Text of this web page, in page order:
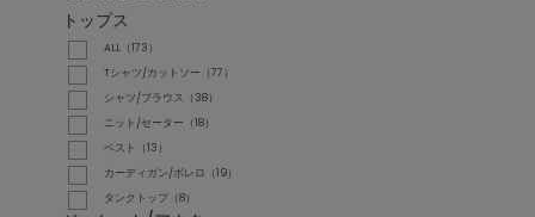
トップス
ALL（173）
Tシャツ/カットソー（77）
シャツ/ブラウス（38）
ニット/セーター（18）
ベスト（13）
カーディガン/ボレロ（19）
タンクトップ（8）